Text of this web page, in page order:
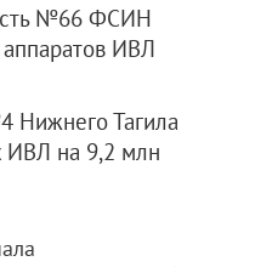
№66 ФСИН
аппаратов ИВЛ
Нижнего Тагила
ИВЛ на 9,2 млн